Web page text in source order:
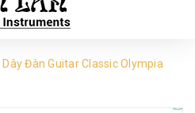
Dây Đàn Guitar Classic Olympia